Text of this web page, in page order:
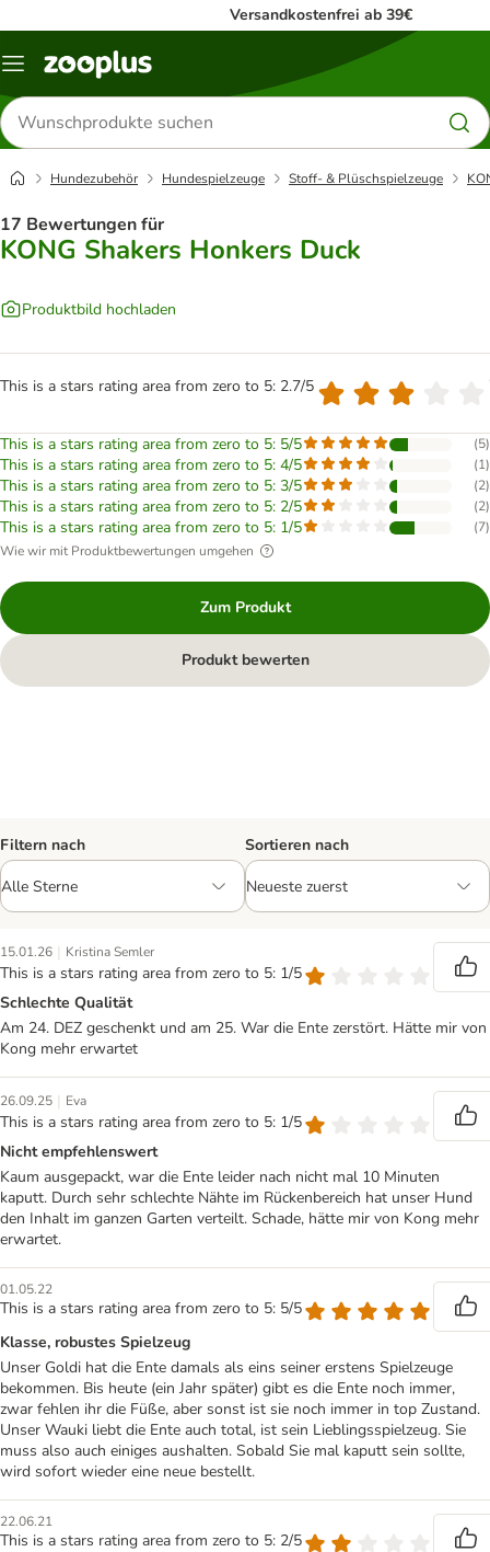
Versandkostenfrei ab 39€
Menü
Produkte
suchen
Hundezubehör Hundespielzeuge Stoff- & Plüschspielzeuge
17 Bewertungen für
KONG Shakers Honkers Duck
Produktbild hochladen
This is a stars rating area from zero to 5: 2.7/5
This is a stars rating area from zero to 5: 5/5 (5)
This is a stars rating area from zero to 5: 4/5 (1)
This is a stars rating area from zero to 5: 3/5 (2)
This is a stars rating area from zero to 5: 2/5 (2)
This is a stars rating area from zero to 5: 1/5 (7)
Wie wir mit Produktbewertungen umgehen
Zum Produkt
Produkt bewerten
Filtern nach Sortieren nach
15.01.26 | Kristina Semler
This is a stars rating area from zero to 5: 1/5
Schlechte Qualität
Am 24. DEZ geschenkt und am 25. War die Ente zerstört. Hätte mir von
Kong mehr erwartet
26.09.25 | Eva
This is a stars rating area from zero to 5: 1/5
Nicht empfehlenswert
Kaum ausgepackt, war die Ente leider nach nicht mal 10 Minuten
kaputt. Durch sehr schlechte Nähte im Rückenbereich hat unser Hund
den Inhalt im ganzen Garten verteilt. Schade, hätte mir von Kong mehr
erwartet.
01.05.22
This is a stars rating area from zero to 5: 5/5
Klasse, robustes Spielzeug
Unser Goldi hat die Ente damals als eins seiner erstens Spielzeuge
bekommen. Bis heute (ein Jahr später) gibt es die Ente noch immer,
zwar fehlen ihr die Füße, aber sonst ist sie noch immer in top Zustand.
Unser Wauki liebt die Ente auch total, ist sein Lieblingsspielzeug. Sie
muss also auch einiges aushalten. Sobald Sie mal kaputt sein sollte,
wird sofort wieder eine neue bestellt.
22.06.21
This is a stars rating area from zero to 5: 2/5